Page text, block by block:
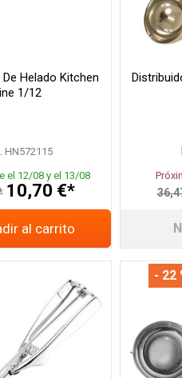
Helado Kitchen
1/12
HN572115
el 12/08 y el 13/08
10,70 €*
al carrito
- 22